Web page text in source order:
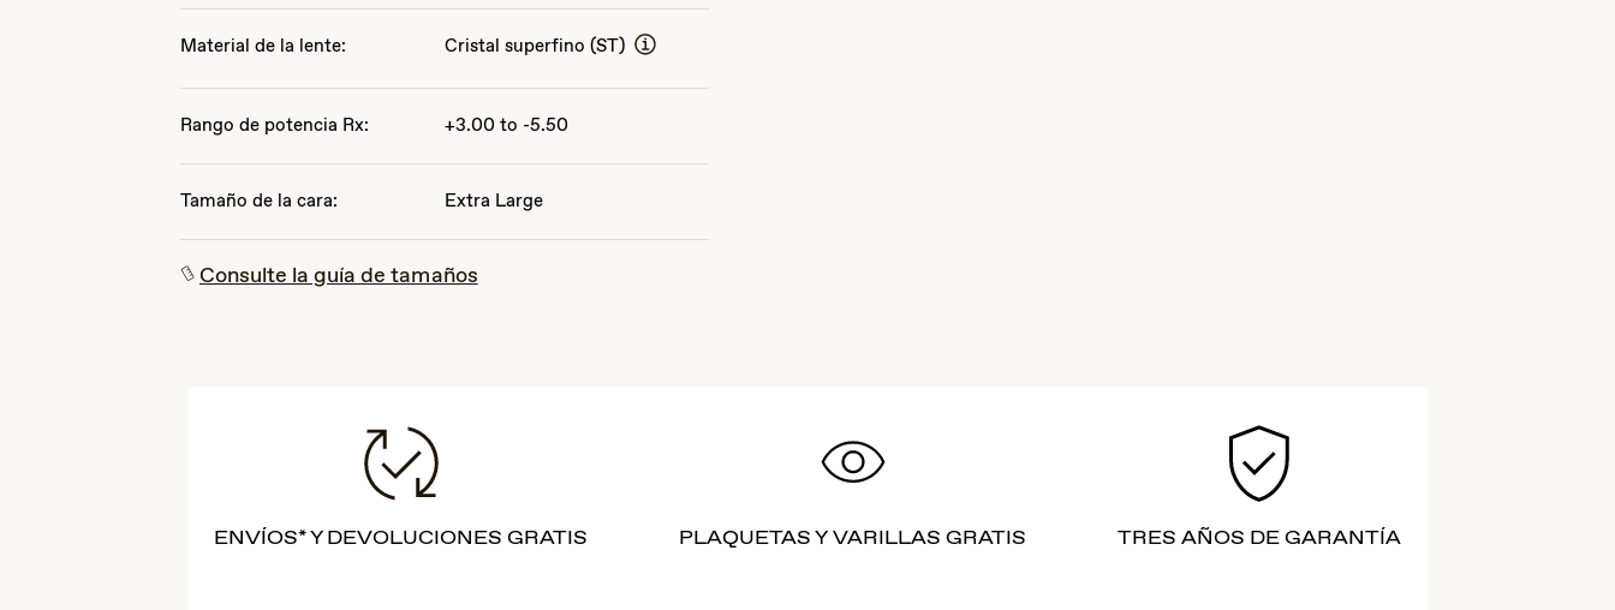
Material de la lente: Cristal superfino (ST)
Rango de potencia Rx: +3.00 to -5.50
Tamaño de la cara: Extra Large
Consulte la guía de tamaños
ENVÍOS* Y DEVOLUCIONES GRATIS PLAQUETAS Y VARILLAS GRATIS TRES AÑOS DE GARANTÍA